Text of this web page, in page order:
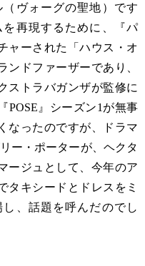
ヴォーグの聖地）です
再現するために、『パ
ャーされた「ハウス・オ
ンドファーザーであり、
ストラバガンザが監修に
POSE』シーズン1が無事
なったのですが、ドラマ
ー・ポーターが、ヘクタ
ージュとして、今年のア
タキシードとドレスをミ
、話題を呼んだのでし